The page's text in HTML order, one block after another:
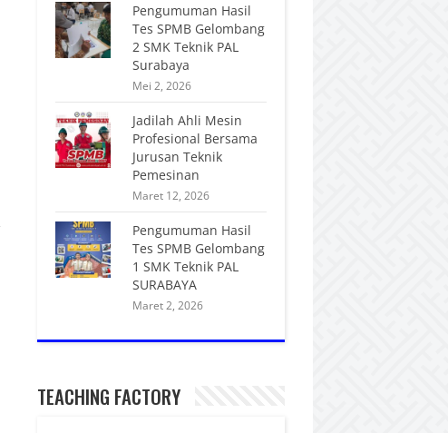
Pengumuman Hasil
Tes SPMB Gelombang
2 SMK Teknik PAL
Surabaya
Mei 2, 2026
Jadilah Ahli Mesin
Profesional Bersama
Jurusan Teknik
Pemesinan
Maret 12, 2026
Pengumuman Hasil
Tes SPMB Gelombang
1 SMK Teknik PAL
SURABAYA
Maret 2, 2026
TEACHING FACTORY